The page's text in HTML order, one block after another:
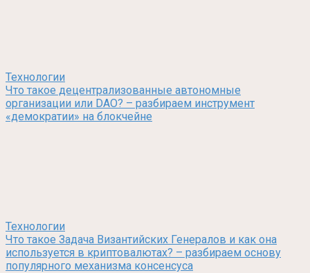
Технологии
Что такое децентрализованные автономные
организации или DAO? – разбираем инструмент
«демократии» на блокчейне
Технологии
Что такое Задача Византийских Генералов и как она
используется в криптовалютах? – разбираем основу
популярного механизма консенсуса